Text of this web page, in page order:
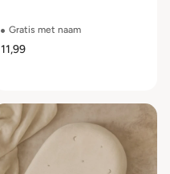
Gratis met naam
11,99